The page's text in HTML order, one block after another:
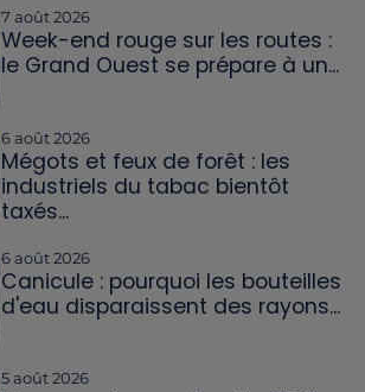
7 août 2026
Week-end rouge sur les routes :
le Grand Ouest se prépare à un...
6 août 2026
Mégots et feux de forêt : les
industriels du tabac bientôt
taxés...
6 août 2026
Canicule : pourquoi les bouteilles
d'eau disparaissent des rayons...
5 août 2026